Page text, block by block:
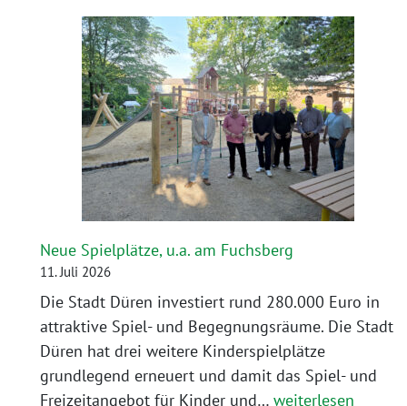
brauchen
einen
Hitzeaktionsplan!
Neue Spielplätze, u.a. am Fuchsberg
11. Juli 2026
Die Stadt Düren investiert rund 280.000 Euro in
attraktive Spiel- und Begegnungsräume. Die Stadt
Düren hat drei weitere Kinderspielplätze
grundlegend erneuert und damit das Spiel- und
Freizeitangebot für Kinder und… Neue
weiterlesen